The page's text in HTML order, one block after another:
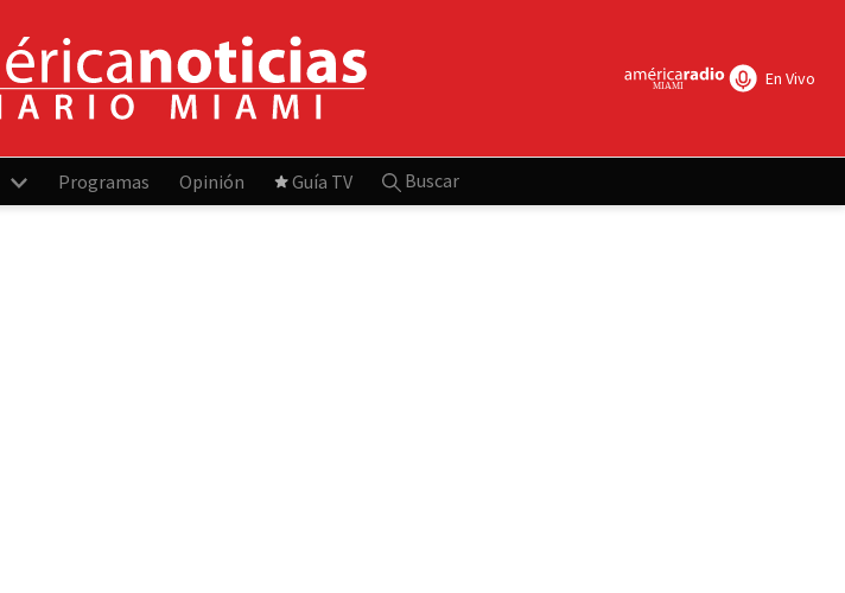
En Vivo
Programas Opinión Guía TV Buscar